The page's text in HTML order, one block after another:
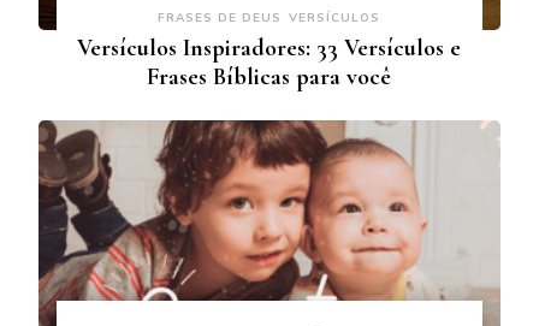
FRASES DE DEUS VERSÍCULOS
Versículos Inspiradores: 33 Versículos e
Frases Bíblicas para você